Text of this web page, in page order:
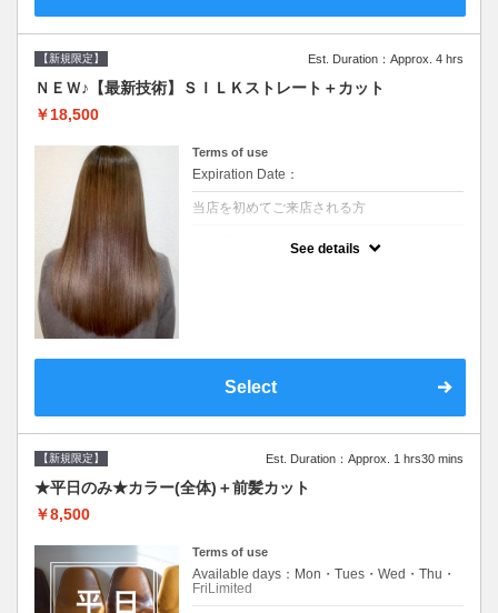
【新規限定】 Est. Duration：Approx. 4 hrs
ＮＥＷ♪【最新技術】ＳＩＬＫストレート＋カット
￥18,500
Terms of use
Expiration Date：
当店を初めてご来店される方
See details
Select
【新規限定】 Est. Duration：Approx. 1 hrs30 mins
★平日のみ★カラー(全体)＋前髪カット
￥8,500
Terms of use
Available days：Mon・Tues・Wed・Thu・
FriLimited